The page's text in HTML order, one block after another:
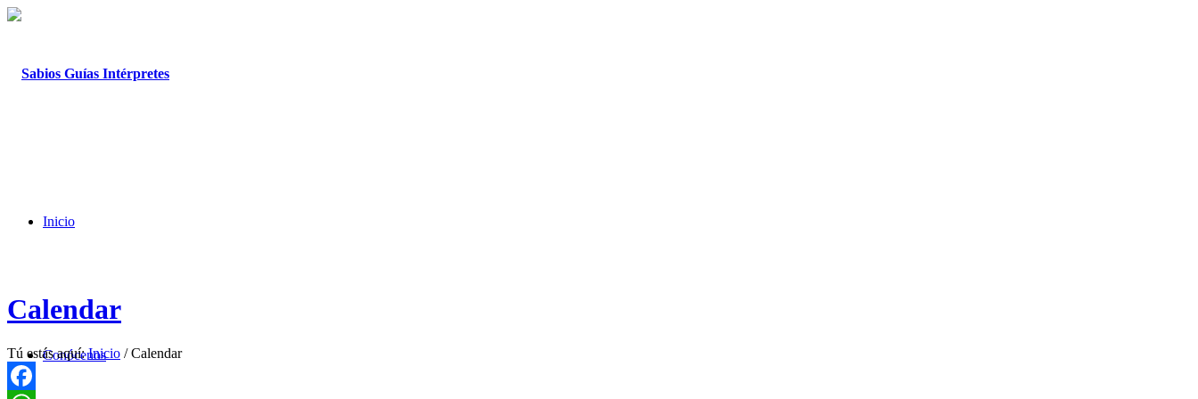
Inicio
Conócenos
Calendar
Tú estás aquí: Inicio / Calendar